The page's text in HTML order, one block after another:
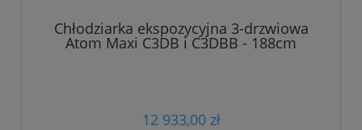
Chłodziarka ekspozycyjna 3-drzwiowa
Atom Maxi C3DB i C3DBB - 188cm
12 933,00 zł